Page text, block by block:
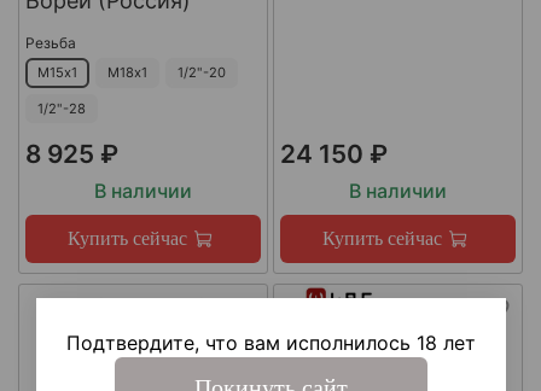
Резьба
М15х1 М18х1 1/2"-20
1/2"-28
8 925 ₽
В наличии
Купить сейчас
24 150 ₽
В наличии
Купить сейчас
Подтвердите, что вам исполнилось 18 лет